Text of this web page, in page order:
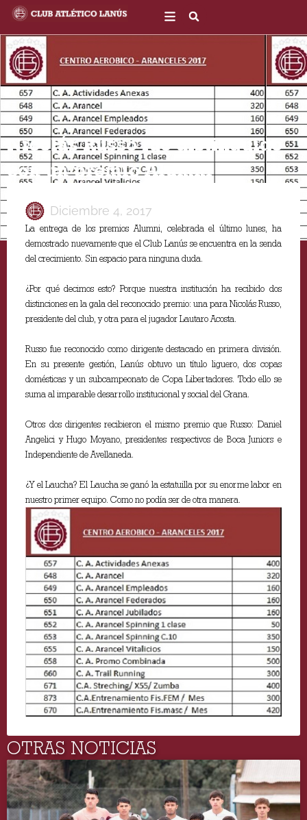
contenido
​Nicolás Russo fue distinguido
con un premio Alumni
Diciembre 4, 2017
La entrega de los premios Alumni, celebrada el último lunes, ha
demostrado nuevamente que el Club Lanús se encuentra en la senda
del crecimiento. Sin espacio para ninguna duda.
¿Por qué decimos esto? Porque nuestra institución ha recibido dos
distinciones en la gala del reconocido premio: una para Nicolás Russo,
presidente del club, y otra para el jugador Lautaro Acosta.
Russo fue reconocido como dirigente destacado en primera división.
En su presente gestión, Lanús obtuvo un título liguero, dos copas
domésticas y un subcampeonato de Copa Libertadores. Todo ello se
suma al imparable desarrollo institucional y social del Grana.
Otros dos dirigentes recibieron el mismo premio que Russo: Daniel
Angelici y Hugo Moyano, presidentes respectivos de Boca Juniors e
Independiente de Avellaneda.
¿Y el Laucha? El Laucha se ganó la estatuilla por su enorme labor en
nuestro primer equipo. Como no podía ser de otra manera.
OTRAS NOTICIAS